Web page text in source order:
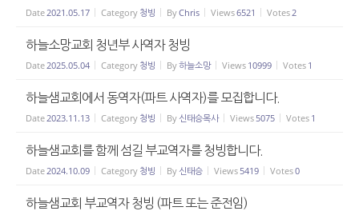
Date 2021.05.17 Category 청빙 ByChris Views6521 Votes 2
하늘소망교회 청년부 사역자 청빙
Date 2025.05.04 Category 청빙 By하늘소망 Views 10999 Votes 1
하늘샘교회에서 동역자(파트 사역자)를 모집합니다.
Date 2023.11.13 Category 청빙 By 신태승목사 Views 5075 Votes 1
하늘샘교회를 함께 섬길 부교역자를 청빙합니다.
Date 2024.10.09 Category 청빙 By 신태승 Views 5419 Votes0
하늘샘교회 부교역자 청빙 (파트 또는 준전임)